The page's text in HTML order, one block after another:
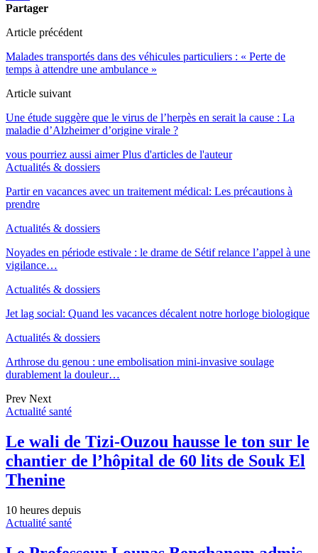
Partager
Article précédent
Malades transportés dans des véhicules particuliers : « Perte de
temps à attendre une ambulance »
Article suivant
Une étude suggère que le virus de l’herpès en serait la cause : La
maladie d’Alzheimer d’origine virale ?
vous pourriez aussi aimer Plus d'articles de l'auteur
Actualités & dossiers
Partir en vacances avec un traitement médical: Les précautions à
prendre
Actualités & dossiers
Noyades en période estivale : le drame de Sétif relance l’appel à une
vigilance…
Actualités & dossiers
Jet lag social: Quand les vacances décalent notre horloge biologique
Actualités & dossiers
Arthrose du genou : une embolisation mini-invasive soulage
durablement la douleur…
Prev Next
Actualité santé
Le wali de Tizi-Ouzou hausse le ton sur le
chantier de l’hôpital de 60 lits de Souk El
Thenine
10 heures depuis
Actualité santé